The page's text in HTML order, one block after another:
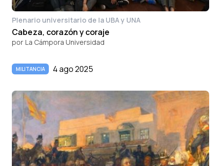
Plenario universitario de la UBA y UNA
Cabeza, corazón y coraje
por La Cámpora Universidad
MILITANCIA 4 ago 2025